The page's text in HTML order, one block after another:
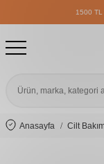
1500 TL
1500
1500
Anasayfa Cilt